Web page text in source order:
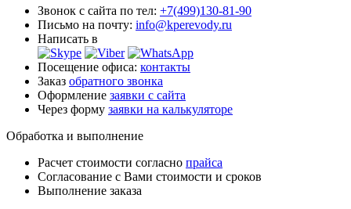
Звонок с сайта по тел: +7(499)130-81-90
Письмо на почту: info@kperevody.ru
Написать в
Посещение офиса: контакты
Заказ обратного звонка
Оформление заявки с сайта
Через форму заявки на калькуляторе
Обработка и выполнение
Расчет стоимости согласно прайса
Согласование с Вами стоимости и сроков
Выполнение заказа